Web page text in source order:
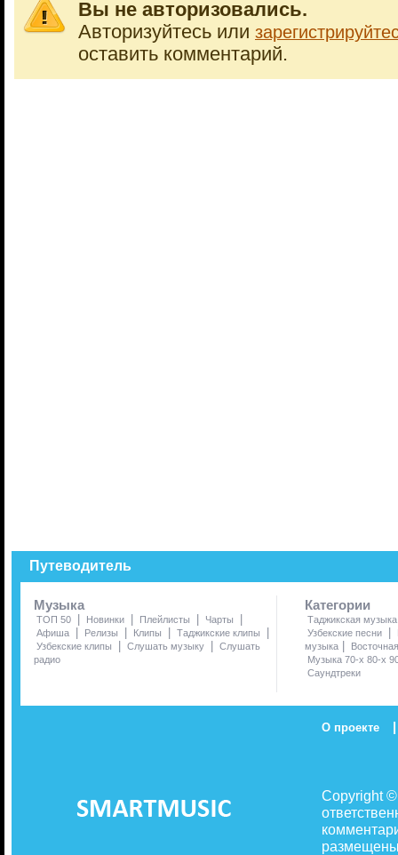
Вы не авторизовались.
Авторизуйтесь или
оставить комментарий.
Путеводитель
Музыка
ТОП 50 | Новинки | Плейлисты | Чарты |
Афиша | Релизы | Клипы | Таджикские клипы |
Узбекские клипы | Слушать музыку | Слушать
радио
Категории
Таджикская музыка
Узбекские песни
|
музыка |
Музыка 70-х 80-х
Саундтреки
О проекте |
Copyright
размещены